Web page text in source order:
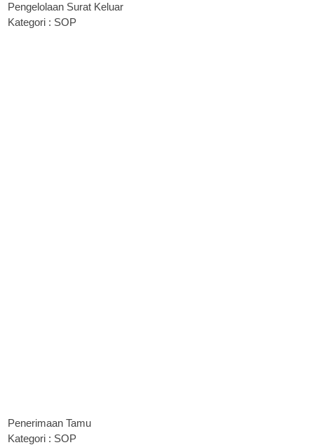
Pengelolaan Surat Keluar
Kategori : SOP
Penerimaan Tamu
Kategori : SOP